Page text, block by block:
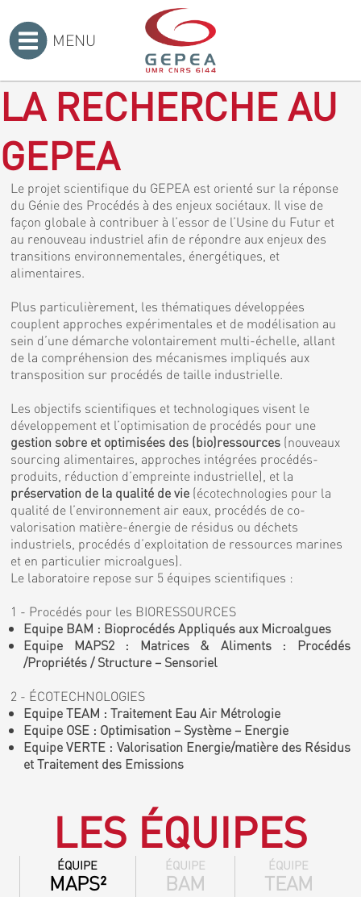
MENU
LA RECHERCHE AU
GEPEA
Le projet scientifique du GEPEA est orienté sur la réponse
du Génie des Procédés à des enjeux sociétaux. Il vise de
façon globale à contribuer à l’essor de l’Usine du Futur et
au renouveau industriel afin de répondre aux enjeux des
transitions environnementales, énergétiques, et
alimentaires.
Plus particulièrement, les thématiques développées
couplent approches expérimentales et de modélisation au
sein d’une démarche volontairement multi-échelle, allant
de la compréhension des mécanismes impliqués aux
transposition sur procédés de taille industrielle.
Les objectifs scientifiques et technologiques visent le
développement et l’optimisation de procédés pour une
gestion sobre et optimisées des (bio)ressources (nouveaux
sourcing alimentaires, approches intégrées procédés-
produits, réduction d’empreinte industrielle), et la
préservation de la qualité de vie (écotechnologies pour la
qualité de l’environnement air eaux, procédés de co-
valorisation matière-énergie de résidus ou déchets
industriels, procédés d’exploitation de ressources marines
et en particulier microalgues).
Le laboratoire repose sur 5 équipes scientifiques :
1 - Procédés pour les BIORESSOURCES
Equipe BAM : Bioprocédés Appliqués aux Microalgues
Equipe MAPS2 : Matrices & Aliments : Procédés
/Propriétés / Structure – Sensoriel
2 - ÉCOTECHNOLOGIES
Equipe TEAM : Traitement Eau Air Métrologie
Equipe OSE : Optimisation – Système – Energie
Equipe VERTE : Valorisation Energie/matière des Résidus
et Traitement des Emissions
LES ÉQUIPES
ÉQUIPE
MAPS²
ÉQUIPE
BAM
ÉQUIPE
TEAM